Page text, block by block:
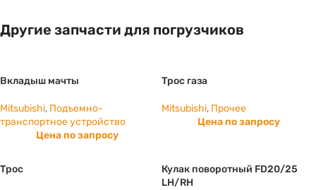
Другие запчасти для погрузчиков
Вкладыш мачты
Mitsubishi, Подъемно-
транспортное устройство
Цена по запросу
Трос газа
Mitsubishi, Прочее
Цена по запросу
Трос
Кулак поворотный FD20/25
LH/RH